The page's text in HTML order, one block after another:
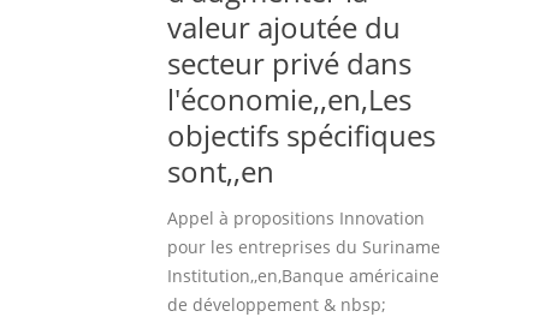
valeur ajoutée du
secteur privé dans
l'économie,,en,Les
objectifs spécifiques
sont,,en
Appel à propositions Innovation
pour les entreprises du Suriname
Institution,,en,Banque américaine
de développement & nbsp;